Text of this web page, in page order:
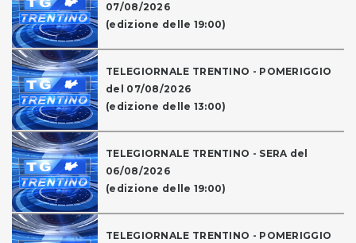
07/08/2026
(edizione delle 19:00)
TELEGIORNALE TRENTINO - POMERIGGIO
del 07/08/2026
(edizione delle 13:00)
TELEGIORNALE TRENTINO - SERA del
06/08/2026
(edizione delle 19:00)
TELEGIORNALE TRENTINO - POMERIGGIO